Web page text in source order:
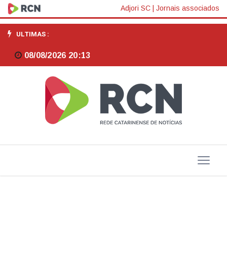
MPSC
recupera
mais
milhões
Adjori SC Jornais associados
ULTIMAS :
08/08/2026 20:13